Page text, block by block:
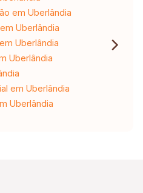
em Uberlândia
Uberlândia
Uberlândia
Uberlândia
em Uberlândia
Uberlândia